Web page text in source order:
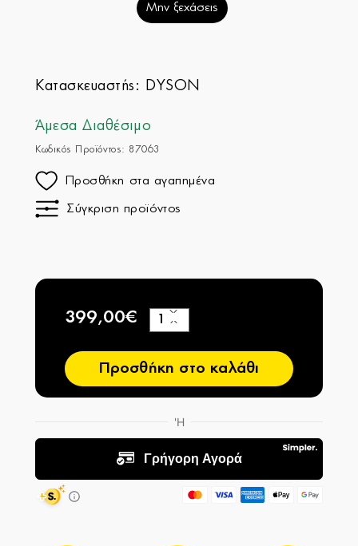
Μην ξεχάσεις
Κατασκευαστής: DYSON
Άμεσα Διαθέσιμο
Κωδικός Προϊόντος: 87063
Προσθήκη στα αγαπημένα
Σύγκριση προϊόντος
399,00€
−
+
Προσθήκη στο καλάθι